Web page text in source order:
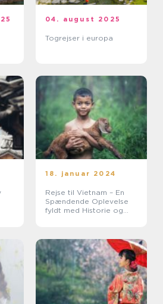
04. august 2025
Togrejser i europa
18. januar 2024
Rejse til Vietnam – En
Spændende Oplevelse
fyldt med Historie og